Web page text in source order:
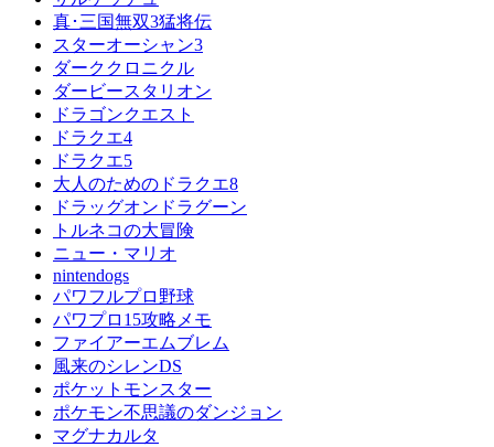
真･三国無双3猛将伝
スターオーシャン3
ダーククロニクル
ダービースタリオン
ドラゴンクエスト
ドラクエ4
ドラクエ5
大人のためのドラクエ8
ドラッグオンドラグーン
トルネコの大冒険
ニュー・マリオ
nintendogs
パワフルプロ野球
パワプロ15攻略メモ
ファイアーエムブレム
風来のシレンDS
ポケットモンスター
ポケモン不思議のダンジョン
マグナカルタ